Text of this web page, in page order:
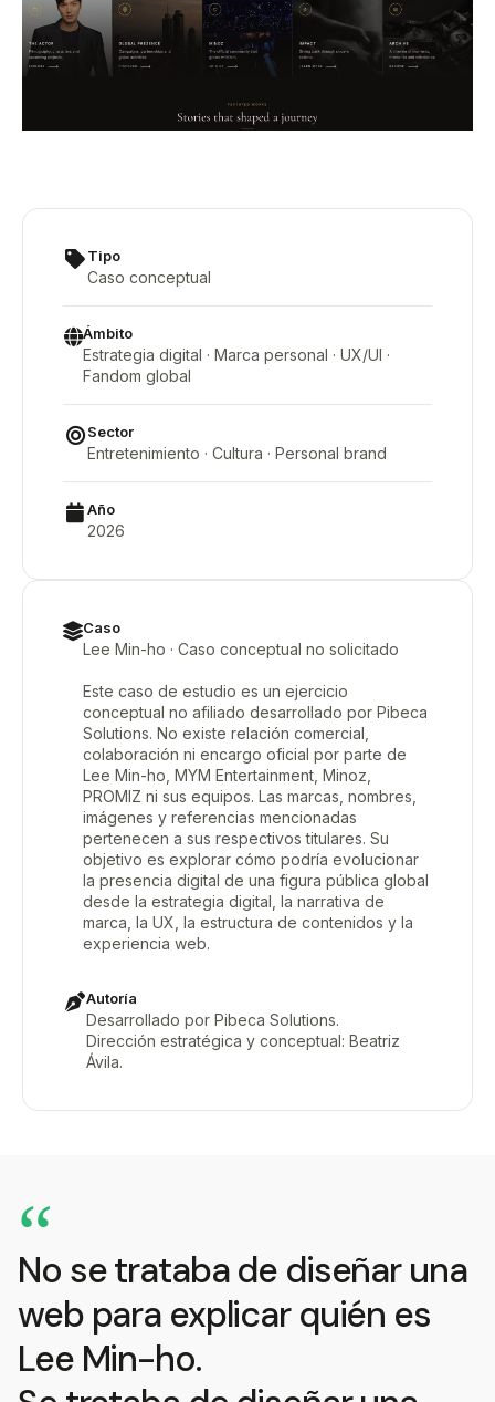
Tipo
Caso conceptual
Ámbito
Estrategia digital · Marca personal · UX/UI ·
Fandom global
Sector
Entretenimiento · Cultura · Personal brand
Año
2026
Caso
Lee Min-ho · Caso conceptual no solicitado
Este caso de estudio es un ejercicio
conceptual no afiliado desarrollado por Pibeca
Solutions. No existe relación comercial,
colaboración ni encargo oficial por parte de
Lee Min-ho, MYM Entertainment, Minoz,
PROMIZ ni sus equipos. Las marcas, nombres,
imágenes y referencias mencionadas
pertenecen a sus respectivos titulares. Su
objetivo es explorar cómo podría evolucionar
la presencia digital de una figura pública global
desde la estrategia digital, la narrativa de
marca, la UX, la estructura de contenidos y la
experiencia web.
Autoría
Desarrollado por Pibeca Solutions.
Dirección estratégica y conceptual: Beatriz
Ávila.
“
No se trataba de diseñar una
web para explicar quién es
Lee Min-ho.